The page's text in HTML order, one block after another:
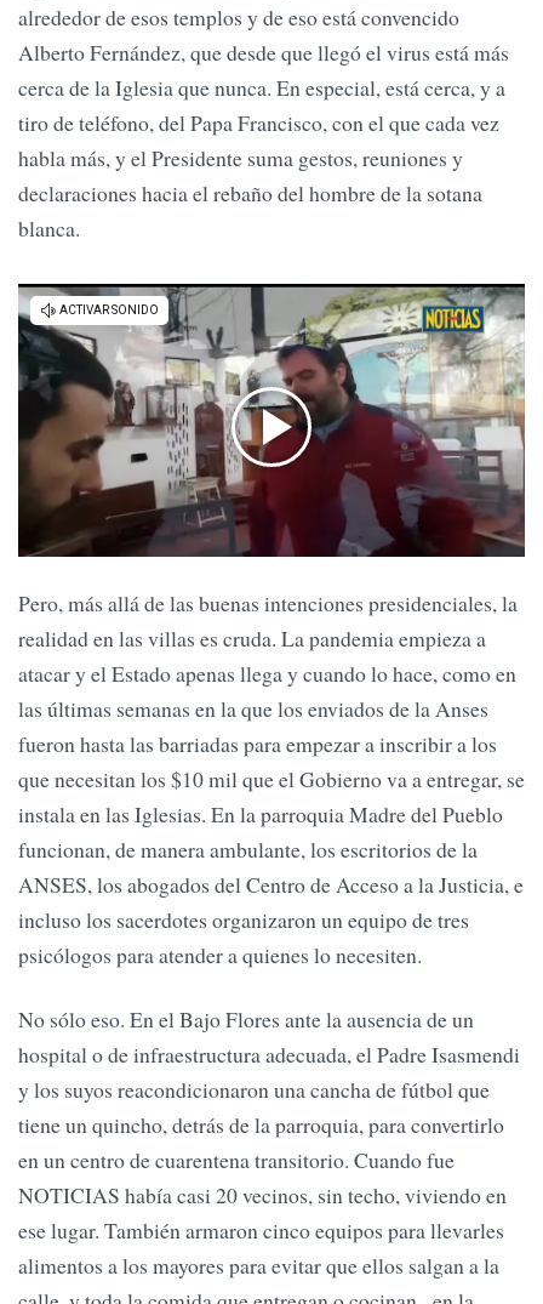
alrededor de esos templos y de eso está convencido
Alberto Fernández, que desde que llegó el virus está más
cerca de la Iglesia que nunca. En especial, está cerca, y a
tiro de teléfono, del Papa Francisco, con el que cada vez
habla más, y el Presidente suma gestos, reuniones y
declaraciones hacia el rebaño del hombre de la sotana
blanca.
Pero, más allá de las buenas intenciones presidenciales, la
realidad en las villas es cruda. La pandemia empieza a
atacar y el Estado apenas llega y cuando lo hace, como en
las últimas semanas en la que los enviados de la Anses
fueron hasta las barriadas para empezar a inscribir a los
que necesitan los $10 mil que el Gobierno va a entregar, se
instala en las Iglesias. En la parroquia Madre del Pueblo
funcionan, de manera ambulante, los escritorios de la
ANSES, los abogados del Centro de Acceso a la Justicia, e
incluso los sacerdotes organizaron un equipo de tres
psicólogos para atender a quienes lo necesiten.
No sólo eso. En el Bajo Flores ante la ausencia de un
hospital o de infraestructura adecuada, el Padre Isasmendi
y los suyos reacondicionaron una cancha de fútbol que
tiene un quincho, detrás de la parroquia, para convertirlo
en un centro de cuarentena transitorio. Cuando fue
NOTICIAS había casi 20 vecinos, sin techo, viviendo en
ese lugar. También armaron cinco equipos para llevarles
alimentos a los mayores para evitar que ellos salgan a la